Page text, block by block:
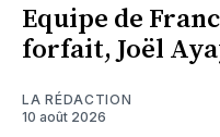
Equipe de
forfait, Joël
LA RÉDACTION
10 août 2026